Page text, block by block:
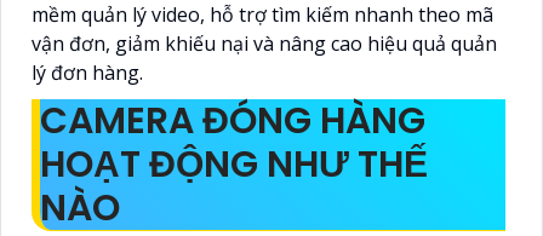
mềm quản lý video, hỗ trợ tìm kiếm nhanh theo mã
vận đơn, giảm khiếu nại và nâng cao hiệu quả quản
lý đơn hàng.
CAMERA ĐÓNG HÀNG
HOẠT ĐỘNG NHƯ THẾ
NÀO